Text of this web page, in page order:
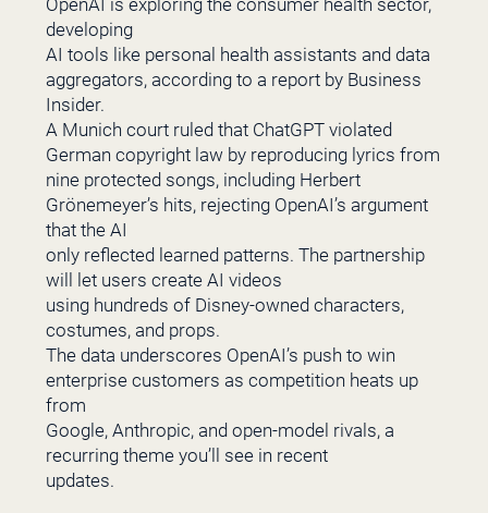
OpenAI is exploring the consumer health sector,
developing
AI tools like personal health assistants and data
aggregators, according to a report by Business
Insider.
A Munich court ruled that ChatGPT violated
German copyright law by reproducing lyrics from
nine protected songs, including Herbert
Grönemeyer’s hits, rejecting OpenAI’s argument
that the AI
only reflected learned patterns. The partnership
will let users create AI videos
using hundreds of Disney-owned characters,
costumes, and props.
The data underscores OpenAI’s push to win
enterprise customers as competition heats up
from
Google, Anthropic, and open-model rivals, a
recurring theme you’ll see in recent
updates.